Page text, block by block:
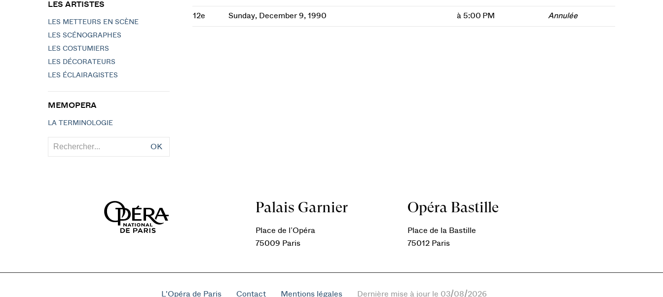
12e Sunday, December 9, 1990 à 5:00 PM Annulée
LES ARTISTES
LES METTEURS EN SCÈNE
LES SCÉNOGRAPHES
LES COSTUMIERS
LES DÉCORATEURS
LES ÉCLAIRAGISTES
MEMOPERA
LA TERMINOLOGIE
OK
Palais Garnier
Place de l’Opéra
75009 Paris
Opéra Bastille
Place de la Bastille
75012 Paris
L'Opéra de Paris Contact Mentions légales Dernière mise à jour le 03/08/2026